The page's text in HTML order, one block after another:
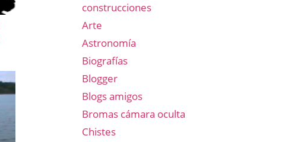
construcciones
Arte
Astronomía
Biografías
Blogger
Blogs amigos
Bromas cámara oculta
Chistes